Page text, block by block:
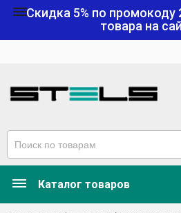
Скидка 5% по промокоду
товара на
Каталог товаров